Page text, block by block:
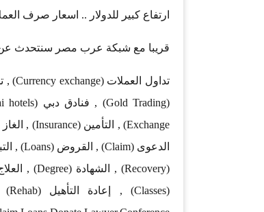
ارتفاع كبير للدولار .. اسعار صرف العملات
قريبا مع شبكة عرب مصر سنتحدث عن